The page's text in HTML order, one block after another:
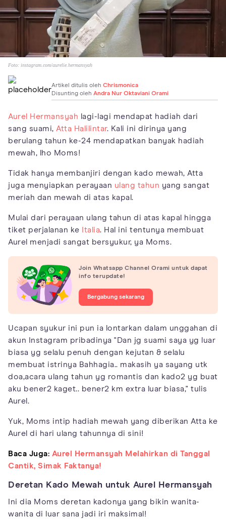
Foto: instagram.com/aurelie.hermansyah
Artikel ditulis oleh Chrismonica
Disunting oleh Andra Nur Oktaviani Orami
Aurel Hermansyah lagi-lagi mendapat hadiah dari
sang suami, Atta Halilintar. Kali ini dirinya yang
berulang tahun ke-24 mendapatkan banyak hadiah
mewah, lho Moms!
Tidak hanya membanjiri dengan kado mewah, Atta
juga menyiapkan perayaan ulang tahun yang sangat
meriah dan mewah di atas kapal.
Mulai dari perayaan ulang tahun di atas kapal hingga
tiket perjalanan ke Italia. Hal ini tentunya membuat
Aurel menjadi sangat bersyukur, ya Moms.
Join Whatsapp Channel Orami untuk dapat
info terupdate!
Bergabung sekarang
Ucapan syukur ini pun ia lontarkan dalam unggahan di
akun Instagram pribadinya "Dan jg suami saya yg luar
biasa yg selalu penuh dengan kejutan & selalu
membuat istrinya Bahhagia.. makasih ya sayang utk
doa,acara ulang tahun yg romantis dan kado2 yg buat
aku bener2 kaget.. bener2 km extra luar biasa," tulis
Aurel.
Yuk, Moms intip hadiah mewah yang diberikan Atta ke
Aurel di hari ulang tahunnya di sini!
Baca Juga: Aurel Hermansyah Melahirkan di Tanggal
Cantik, Simak Faktanya!
Deretan Kado Mewah untuk Aurel Hermansyah
Ini dia Moms deretan kadonya yang bikin wanita-
wanita di luar sana jadi iri maksimal!